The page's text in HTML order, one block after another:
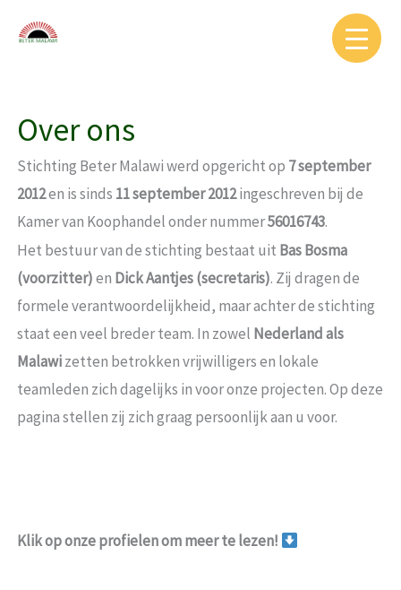
naar
Over ons
Stichting Beter Malawi werd opgericht op 7 september
2012en is sinds 11 september 2012ingeschreven bij de
Kamer van Koophandel onder nummer56016743.
Het bestuur van de stichting bestaat uit Bas Bosma
(voorzitter)en Dick Aantjes (secretaris). Zij dragen de
formele verantwoordelijkheid, maar achter de stichting
staat een veel breder team. In zowel Nederland als
Malawizetten betrokken vrijwilligers en lokale
teamleden zich dagelijks in voor onze projecten. Op deze
pagina stellen zij zich graag persoonlijk aan u voor.
Klik op onze profielen om meer te lezen!